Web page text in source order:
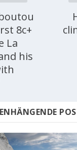
8c+
La
his